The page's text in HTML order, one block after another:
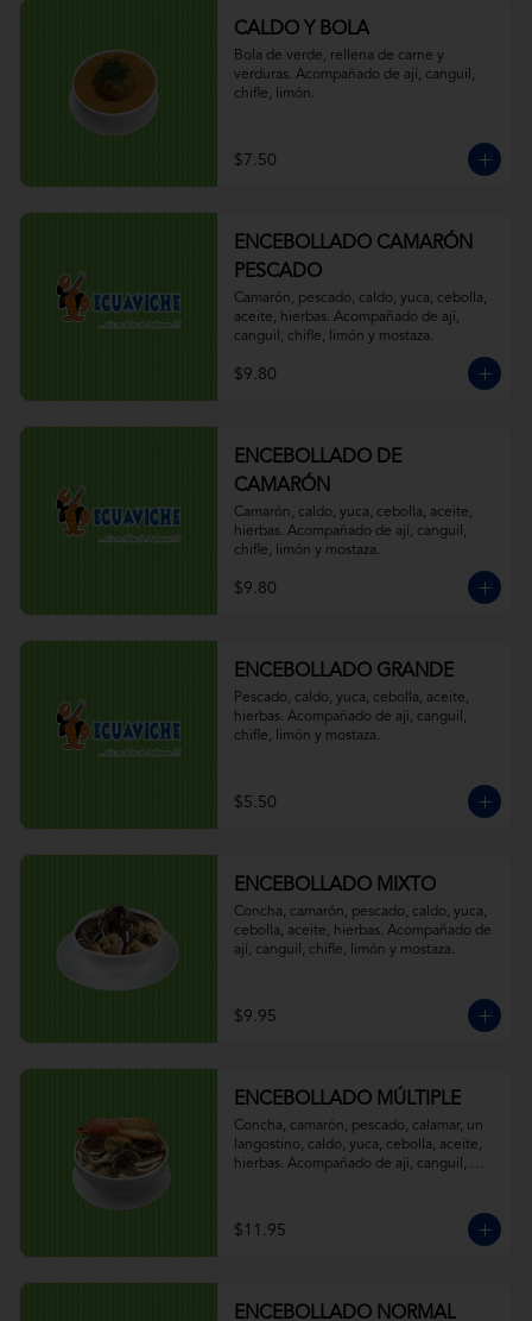
CALDO Y BOLA
Bola de verde, rellena de carne y
verduras. Acompañado de ají, canguil,
chifle, limón.
$7.50
ENCEBOLLADO CAMARÓN
PESCADO
Camarón, pescado, caldo, yuca, cebolla,
aceite, hierbas. Acompañado de ají,
canguil, chifle, limón y mostaza.
$9.80
ENCEBOLLADO DE
CAMARÓN
Camarón, caldo, yuca, cebolla, aceite,
hierbas. Acompañado de ají, canguil,
chifle, limón y mostaza.
$9.80
ENCEBOLLADO GRANDE
Pescado, caldo, yuca, cebolla, aceite,
hierbas. Acompañado de ají, canguil,
chifle, limón y mostaza.
$5.50
ENCEBOLLADO MIXTO
Concha, camarón, pescado, caldo, yuca,
cebolla, aceite, hierbas. Acompañado de
ají, canguil, chifle, limón y mostaza.
$9.95
ENCEBOLLADO MÚLTIPLE
Concha, camarón, pescado, calamar, un
langostino, caldo, yuca, cebolla, aceite,
hierbas. Acompañado de ají, canguil,
$11.95
ENCEBOLLADO NORMAL